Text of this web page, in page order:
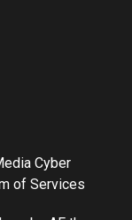
Cyber
of Services